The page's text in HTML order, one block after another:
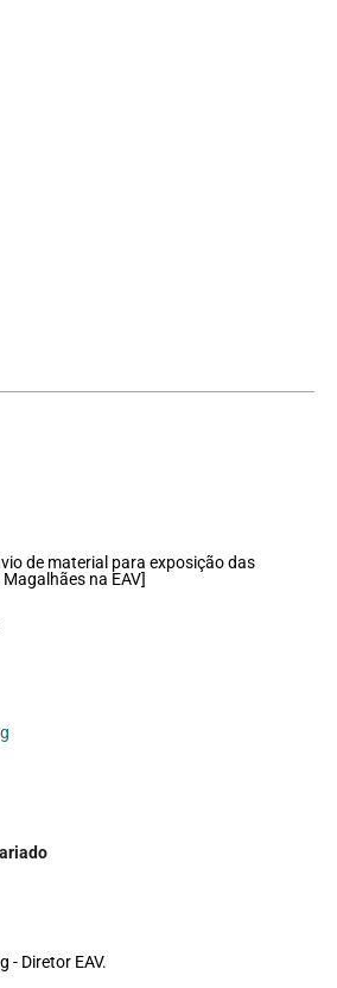
de material para exposição das
na EAV]
- Diretor EAV.